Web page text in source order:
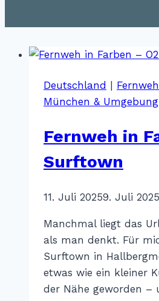
Deutschland
München & Umgebung
Fernweh in
Surftown
VonKatharina
11. Juli 20259. Juli 2025
Manchmal liegt das
als man denkt. Für
Surftown in
etwas wie ein kleiner
der Nähe geworden –